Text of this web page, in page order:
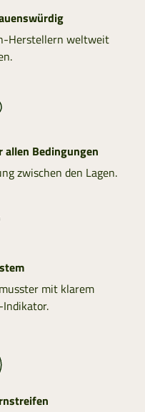
Herstellern weltweit
Bedingungen
zwischen den Lagen.
mit klarem